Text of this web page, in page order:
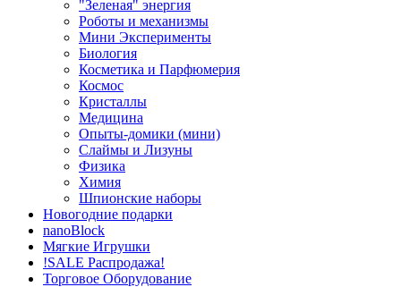
"Зеленая" энергия
Роботы и механизмы
Мини Эксперименты
Биология
Косметика и Парфюмерия
Космос
Кристаллы
Медицина
Опыты-домики (мини)
Слаймы и Лизуны
Физика
Химия
Шпионские наборы
Новогодние подарки
nanoBlock
Мягкие Игрушки
!SALE Распродажа!
Торговое Оборудование